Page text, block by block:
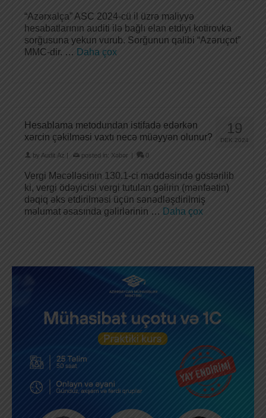
“Azərxalça” ASC 2024-cü il üzrə maliyyə
hesabatlarının auditi ilə bağlı elan etdiyi kotirovka
sorğusuna yekun vurub. Sorğunun qalibi “Azəruçot”
MMC-dir. … Daha çox
19
DEK 2024
Hesablama metodundan istifadə edərkən
xərcin çəkilməsi vaxtı necə müəyyən olunur?
by Audit.Az | posted in: Xəbər | 0
Vergi Məcəlləsinin 130.1-ci maddəsində göstərilib
ki, vergi ödəyicisi vergi tutulan gəlirin (mənfəətin)
dəqiq əks etdirilməsi üçün sənədləşdirilmiş
məlumat əsasında gəlirlərinin … Daha çox